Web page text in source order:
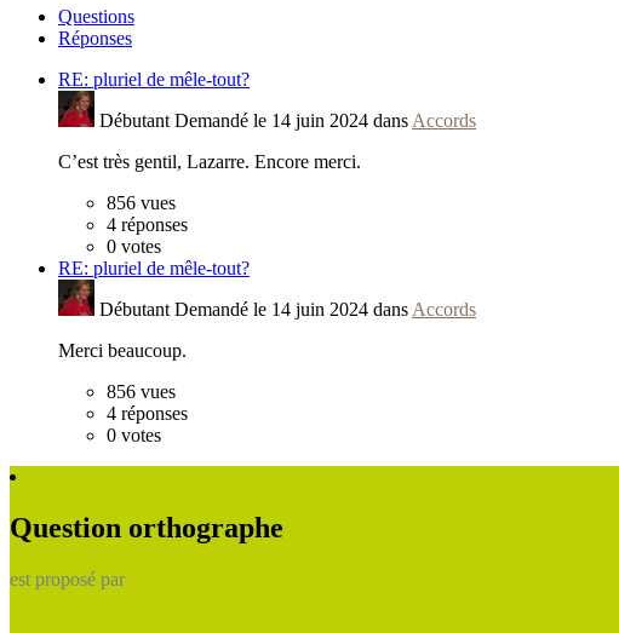
Questions
Réponses
RE: pluriel de mêle-tout?
Débutant Demandé le 14 juin 2024 dans Accords
C’est très gentil, Lazarre. Encore merci.
856 vues
4 réponses
0 votes
RE: pluriel de mêle-tout?
Débutant Demandé le 14 juin 2024 dans Accords
Merci beaucoup.
856 vues
4 réponses
0 votes
Question orthographe
est proposé par